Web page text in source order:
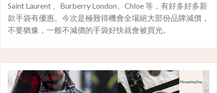
Saint Laurent 、Burberry London、Chloe 等，有好多好多新
款手袋有優惠。今次是極難得機會全場絕大部份品牌減價，
不要猶豫，一般不減價的手袋好快就會被買光。